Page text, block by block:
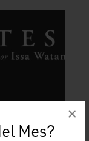
Mes?
×